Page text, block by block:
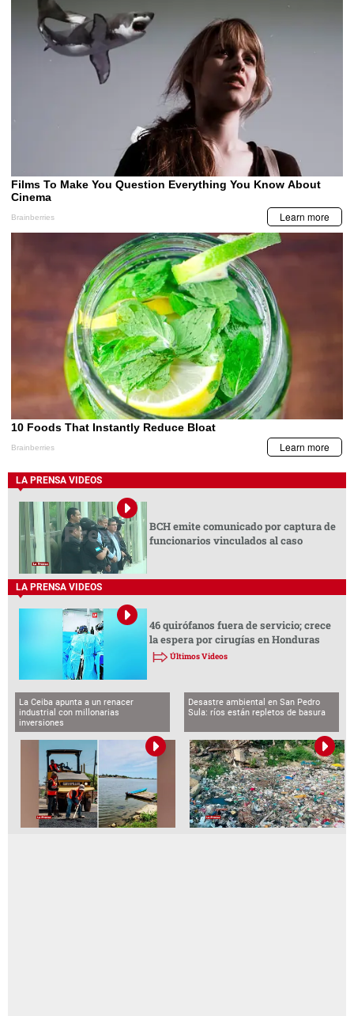
LA PRENSA VIDEOS
BCH emite comunicado por captura de
funcionarios vinculados al caso
LA PRENSA VIDEOS
46 quirófanos fuera de servicio; crece
la espera por cirugías en Honduras
Últimos Videos
La Ceiba apunta a un renacer
industrial con millonarias
inversiones
Desastre ambiental en San Pedro
Sula: ríos están repletos de basura